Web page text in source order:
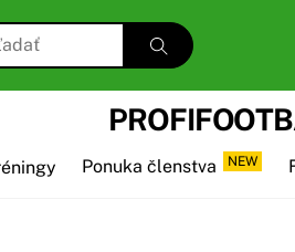
Ponuka členstva NEW